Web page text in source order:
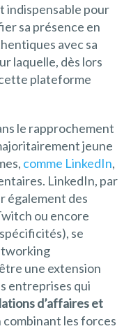
indispensable pour
sa présence en
avec sa
laquelle, dès lors
plateforme
le rapprochement
jeune
comme LinkedIn,
LinkedIn, par
également des
ou encore
se
une extension
entreprises qui
d’affaires et
combinant les forces